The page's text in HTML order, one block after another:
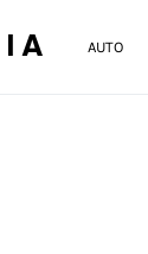
AUTO